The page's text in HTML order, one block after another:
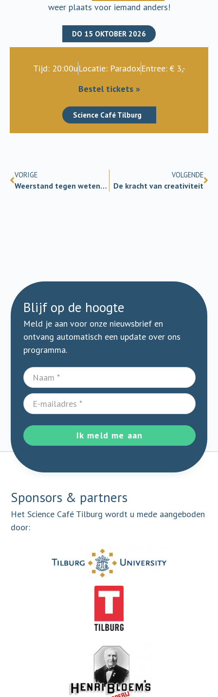
weer plaats voor iemand anders!
DO 15 OKTOBER 2026
Tijd: 20:00uLocatie: ParadoxEntree: € 3,-
Bestel tickets »
Science Café Tilburg
VORIGE
Weerstand tegen wetenschap
VOLGENDE
De kracht van creativiteit
Blijf op de hoogte
Meld je aan voor onze nieuwsbrief en
ontvang automatisch een update over ons
programma.
Ik meld me aan
Sponsors & partners
Het Science Café Tilburg wordt u mede aangeboden
door: